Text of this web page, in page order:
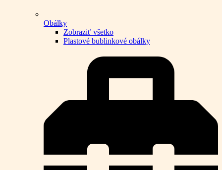
Obálky
Zobraziť všetko
Plastové bublinkové obálky